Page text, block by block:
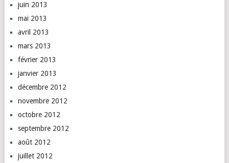
juin 2013
mai 2013
avril 2013
mars 2013
février 2013
janvier 2013
décembre 2012
novembre 2012
octobre 2012
septembre 2012
août 2012
juillet 2012